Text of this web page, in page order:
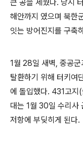
큰 공을 세웠다. 당시
해안까지 였으며 북한
잇는 방어진지를 구축
1월 28일 새벽, 중공군
탈환하기 위해 터키여
에 돌입했다. 431고지 (
대는 1월 30일 수리사
저항에 부딪히게 된다.